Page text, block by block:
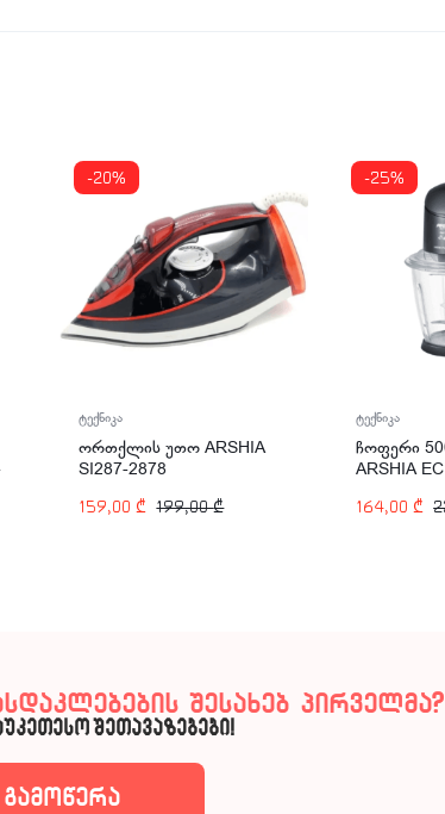
-20%
ტექნიკა
ორთქლის უთო ARSHIA
SI287-2878
159,00 ₾ 199,00₾
-25%
ტექნიკა
ჩოფერი
ARSHIA
164,00 ₾
შესახებ პირველმა?
შეთავაზებები!